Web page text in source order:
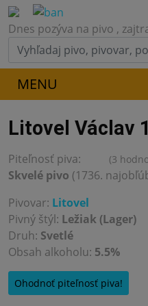
Dnes pozýva na pivo ,
MENU
Litovel Václav
Piteľnosť piva: (3
Skvelé pivo (1736.
Pivovar: Litovel
Pivný štýl: Ležiak (Lager)
Druh: Svetlé
Obsah alkoholu: 5.5%
Ohodnoť piteľnosť piva!